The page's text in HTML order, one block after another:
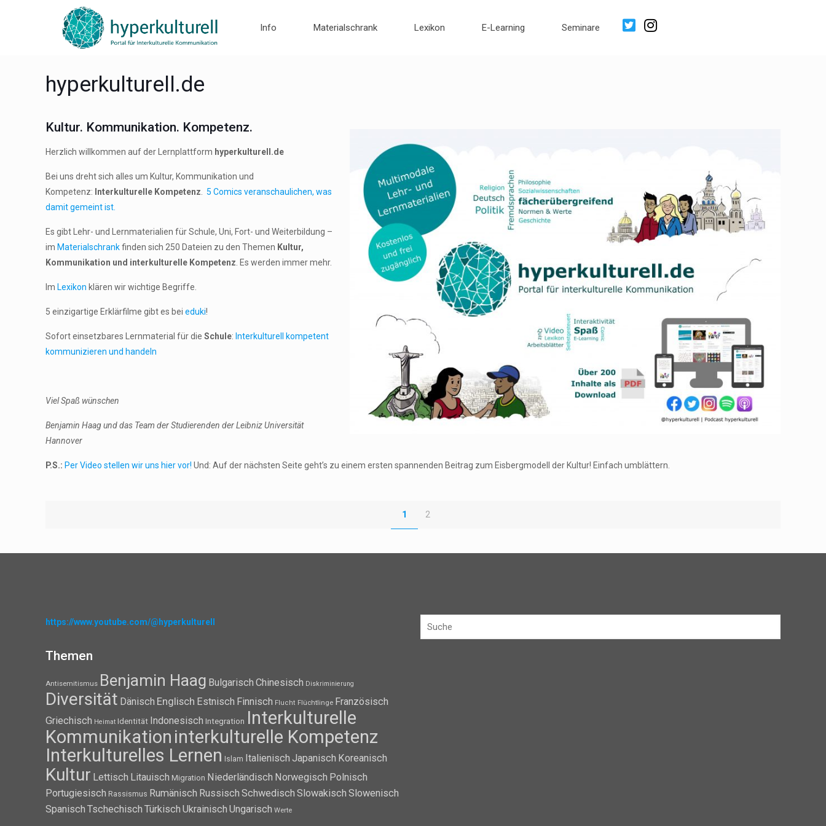
Info Materialschrank Lexikon E-Learning Seminare
hyperkulturell.de
Kultur. Kommunikation. Kompetenz.
Herzlich willkommen auf der Lernplattform hyperkulturell.de
Bei uns dreht sich alles um Kultur, Kommunikation und
Kompetenz: Interkulturelle Kompetenz .5 Comics veranschaulichen, was
damit gemeint ist.
Es gibt Lehr- und Lernmaterialien für Schule, Uni, Fort- und Weiterbildung –
im Materialschrankfinden sich 250 Dateien zu den Themen Kultur,
Kommunikation und interkulturelle Kompetenz . Es werden immer mehr.
Im Lexikon klären wir wichtige Begriffe.
5 einzigartige Erklärfilme gibt es beieduki!
Sofort einsetzbares Lernmaterial für dieSchule: Interkulturell kompetent
kommunizieren und handeln
Viel Spaß wünschen
Benjamin Haag und das Team der Studierenden der Leibniz Universität
Hannover
P.S.: Per Video stellen wir uns hier vor! Und: Auf der nächsten Seite geht’s zu einem ersten spannenden Beitrag zum Eisbergmodell der Kultur! Einfach umblättern.
1 2
https://www.youtube.com/@hyperkulturell
Themen
Antisemitismus Benjamin Haag Bulgarisch Chinesisch Diskriminierung
Diversität Dänisch Englisch Estnisch Finnisch Flucht Flüchtlinge Französisch
Griechisch Heimat Identität Indonesisch Integration Interkulturelle
Kommunikation interkulturelle Kompetenz
Interkulturelles Lernen
Islam Italienisch Japanisch Koreanisch
Kultur Lettisch Litauisch Migration Niederländisch Norwegisch Polnisch
Portugiesisch Rassismus Rumänisch Russisch Schwedisch Slowakisch Slowenisch
Spanisch Tschechisch Türkisch Ukrainisch Ungarisch Werte